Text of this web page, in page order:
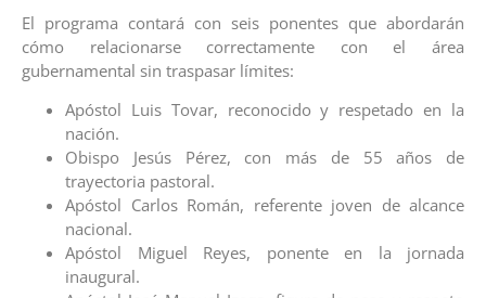
El programa contará con seis ponentes que abordarán
cómo relacionarse correctamente con el área
gubernamental sin traspasar límites:
Apóstol Luis Tovar, reconocido y respetado en la
nación.
Obispo Jesús Pérez, con más de 55 años de
trayectoria pastoral.
Apóstol Carlos Román, referente joven de alcance
nacional.
Apóstol Miguel Reyes, ponente en la jornada
inaugural.